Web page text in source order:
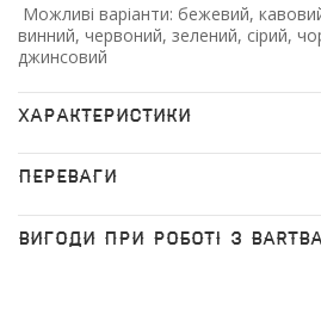
Можливі варіанти: бежевий,
винний, червоний, зелений, сірий,
джинсовий
ХАРАКТЕРИСТИКИ
ПЕРЕВАГИ
ВИГОДИ ПРИ РОБОТІ З